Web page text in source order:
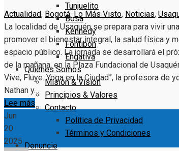
Tunjuelito
Bosa
Kennedy
Fontibón
Engativa
Quienes Somos
Misión & Visión
Principios & Valores
Contacto
Política de Privacidad
Términos y Condiciones
Denuncie
Actualidad, Bogotá, Lo Más Visto, Noticias,
La localidad de Usaquén se prepara para vivir
promover el bienestar integral, la salud física y
espacio público. La jornada se desarrollará el
de la mañana, en la Plaza Fundacional de
Vive, Fluye. Yoga en la Ciudad”, la profesora de
Nathan y…
Lee más
Jun
20
2025